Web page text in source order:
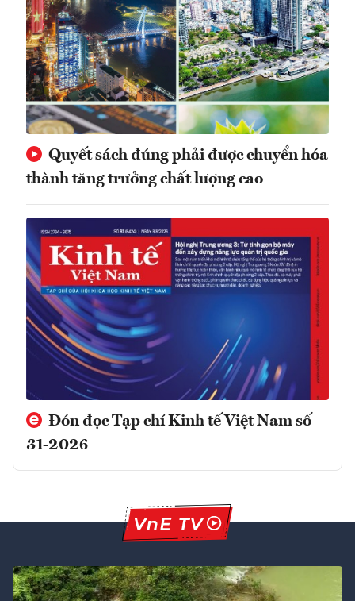
Quyết sách đúng phải được chuyển hóa
thành tăng trưởng chất lượng cao
Đón đọc Tạp chí Kinh tế Việt Nam số
31-2026